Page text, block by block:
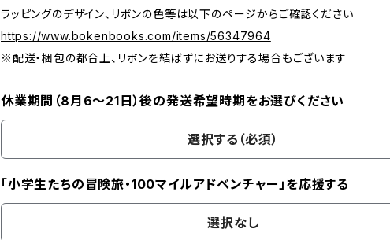
ラッピングのデザイン、リボンの色等は以下のページからご確認ください
https://www.bokenbooks.com/items/56347964
※配送・梱包の都合上、リボンを結ばずにお送りする場合もございます
休業期間（8月6〜21日）後の発送希望時期をお選びください
選択する（必須）
「小学生たちの冒険旅・100マイルアドベンチャー」を応援する
選択なし